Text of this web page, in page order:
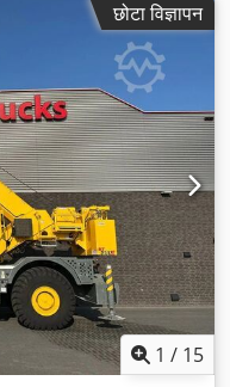
छोटा विज्ञापन
1 / 15